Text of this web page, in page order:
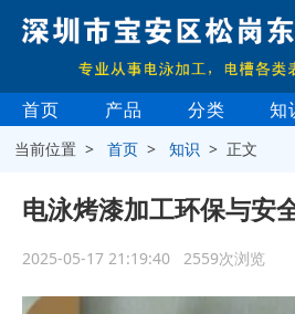
首页 产品 分类 知
当前位置 >首页 >知识 > 正文
电泳烤漆加工环保与安
2025-05-17 21:19:40 2559次浏览